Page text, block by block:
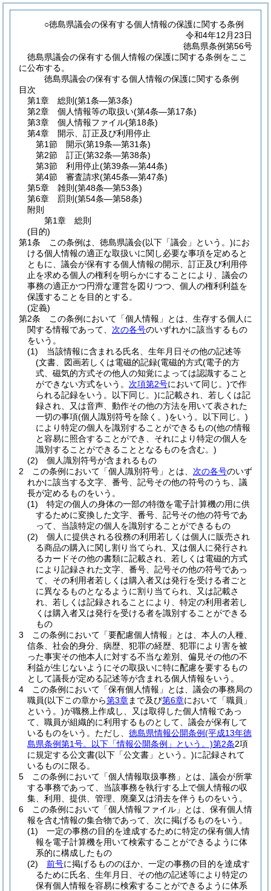
○徳島県議会の保有する個人情報の保護に関する条例
令和4年12月23日
徳島県条例第56号
徳島県議会の保有する個人情報の保護に関する条例をここ
に公布する。
徳島県議会の保有する個人情報の保護に関する条例
目次
第1章
総則 (第1条―第3条)
第2章
個人情報等の取扱い(第4条―第17条)
第3章
個人情報ファイル(第18条)
第4章
開示、訂正及び利用停止
第1節
開示(第19条―第31条)
第2節
訂正(第32条―第38条)
第3節
利用停止(第39条―第44条)
第4節
審査請求(第45条―第47条)
第5章
雑則 (第48条―第53条)
第6章
罰則 (第54条―第58条)
附則
第1章
総則
(目的)
第1条
この条例は、徳島県議会(以下「議会」という。)にお
ける個人情報の適正な取扱いに関し必要な事項を定めると
ともに、議会が保有する個人情報の開示、訂正及び利用停
止を求める個人の権利を明らかにすることにより、議会の
事務の適正かつ円滑な運営を図りつつ、個人の権利利益を
保護することを目的とする。
(定義)
第2条
この条例において「個人情報」とは、生存する個人に
関する情報であって、 次の各号のいずれかに該当するもの
をいう。
(1)
当該情報に含まれる氏名、生年月日その他の記述等
(文書、図画若しくは電磁的記録(電磁的方式(電子的方
式、磁気的方式その他人の知覚によっては認識すること
ができない方式をいう。 次項第2号において同じ。)で作
られる記録をいう。以下同じ。)に記載され、若しくは記
録され、又は音声、動作その他の方法を用いて表された
一切の事項(個人識別符号を除く。)をいう。以下同じ。)
により特定の個人を識別することができるもの(他の情報
と容易に照合することができ、それにより特定の個人を
識別することができることとなるものを含む。)
(2)
個人識別符号が含まれるもの
2
この条例において「個人識別符号」とは、 次の各号のいず
れかに該当する文字、番号、記号その他の符号のうち、議
長が定めるものをいう。
(1)
特定の個人の身体の一部の特徴を電子計算機の用に供
するために変換した文字、番号、記号その他の符号であ
って、当該特定の個人を識別することができるもの
(2)
個人に提供される役務の利用若しくは個人に販売され
る商品の購入に関し割り当てられ、又は個人に発行され
るカードその他の書類に記載され、若しくは電磁的方式
により記録された文字、番号、記号その他の符号であっ
て、その利用者若しくは購入者又は発行を受ける者ごと
に異なるものとなるように割り当てられ、又は記載さ
れ、若しくは記録されることにより、特定の利用者若し
くは購入者又は発行を受ける者を識別することができる
もの
3
この条例において「要配慮個人情報」とは、本人の人種、
信条、社会的身分、病歴、犯罪の経歴、犯罪により害を被
った事実その他本人に対する不当な差別、偏見その他の不
利益が生じないようにその取扱いに特に配慮を要するもの
として議長が定める記述等が含まれる個人情報をいう。
4
この条例において「保有個人情報」とは、議会の事務局の
職員(以下この章から第3章まで及び第6章において「職員」
という。)が職務上作成し、又は取得した個人情報であっ
て、職員が組織的に利用するものとして、議会が保有して
いるものをいう。 ただし、 徳島県情報公開条例(平成13年徳
島県条例第1号。以下「情報公開条例」という。)第2条2項
に規定する公文書(以下「公文書」という。)に記録されて
いるものに限る。
5
この条例において「個人情報取扱事務」とは、議会が所掌
する事務であって、当該事務を執行する上で個人情報の収
集、利用、提供、管理、廃棄又は消去を伴うものをいう。
6
この条例において「個人情報ファイル」とは、保有個人情
報を含む情報の集合物であって、次に掲げるものをいう。
(1)
一定の事務の目的を達成するために特定の保有個人情
報を電子計算機を用いて検索することができるように体
系的に構成したもの
(2)
前号に掲げるもののほか、一定の事務の目的を達成す
るために氏名、生年月日、その他の記述等により特定の
保有個人情報を容易に検索することができるように体系